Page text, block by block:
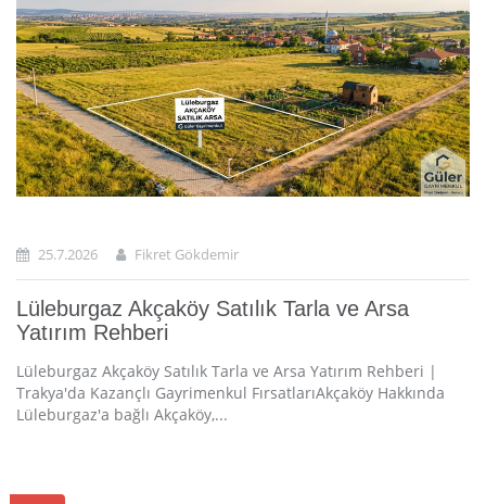
25.7.2026 Fikret Gökdemir
Lüleburgaz Akçaköy Satılık Tarla ve Arsa
Yatırım Rehberi
Lüleburgaz Akçaköy Satılık Tarla ve Arsa Yatırım Rehberi |
Trakya'da Kazançlı Gayrimenkul FırsatlarıAkçaköy Hakkında
Lüleburgaz'a bağlı Akçaköy,...